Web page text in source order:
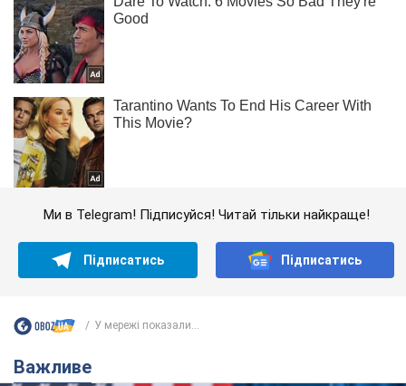
Ми в Telegram! Підписуйся! Читай тільки найкраще!
Підписатись Підписатись
У мережі показали...
Важливе